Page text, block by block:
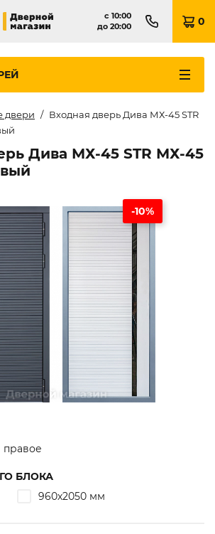
с 10:00
до 20:00 0
двери
Входная дверь Дива МХ-45 STR
Дива МХ-45 STR МХ-45
-10%
правое
БЛОКА
960х2050 мм